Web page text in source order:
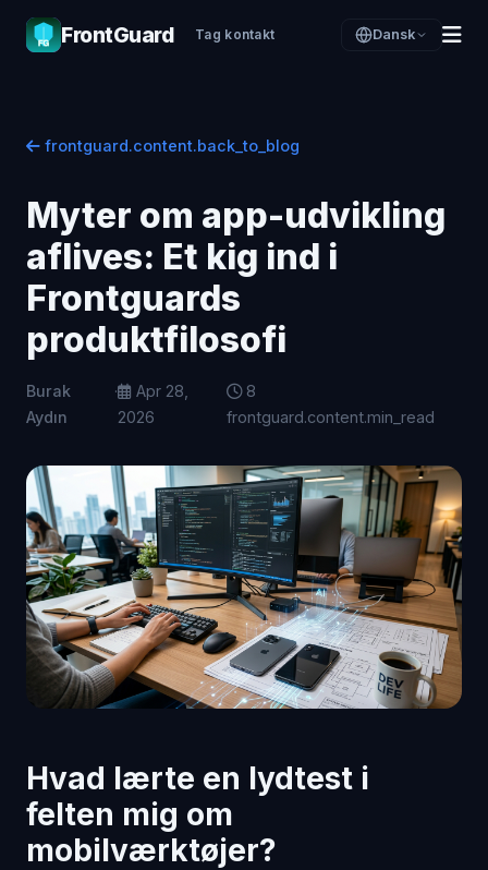
FrontGuard Tag kontakt Dansk
frontguard.content.back_to_blog
Myter om app-udvikling
aflives: Et kig ind i
Frontguards
produktfilosofi
Burak
Aydın
·
Apr 28,
2026
8
frontguard.content.min_read
Hvad lærte en lydtest i
felten mig om
mobilværktøjer?